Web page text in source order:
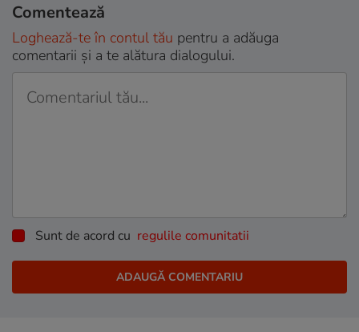
Comentează
Loghează-te în contul tău pentru a adăuga
comentarii și a te alătura dialogului.
Sunt de acord cu regulile comunitatii